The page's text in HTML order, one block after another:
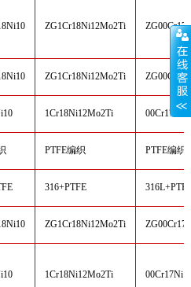
ZG1Cr18Ni12Mo2Ti
ZG1Cr18Ni12Mo2Ti
1Cr18Ni12Mo2Ti
PTFE编织 PTFE编织
316+PTFE
ZG1Cr18Ni12Mo2Ti
1Cr18Ni12Mo2Ti